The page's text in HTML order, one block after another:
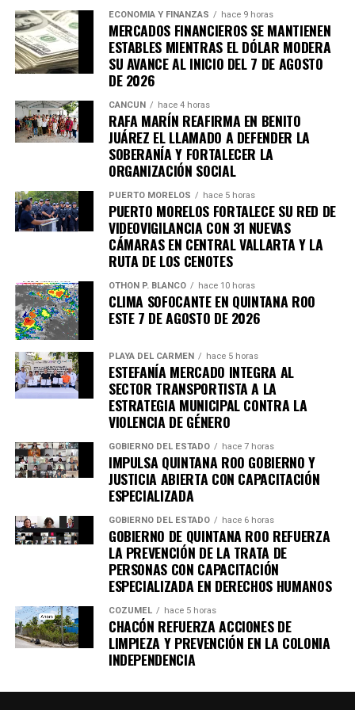
Recibe las noticias al instante
Únete al canal oficial de WhatsApp de
importantes de Quintana Roo directamente
en tu teléfono.
ECONOMÍA Y FINANZAS hace 9 horas
MERCADOS FINANCIEROS SE MANTIENEN
ESTABLES MIENTRAS EL DÓLAR MODERA
SU AVANCE AL INICIO DEL 7 DE AGOSTO
DE 2026
CANCÚN hace 4 horas
RAFA MARÍN REAFIRMA EN BENITO
JUÁREZ EL LLAMADO A DEFENDER LA
SOBERANÍA Y FORTALECER LA
ORGANIZACIÓN SOCIAL
PUERTO MORELOS hace 5 horas
PUERTO MORELOS FORTALECE SU RED DE
VIDEOVIGILANCIA CON 31 NUEVAS
CÁMARAS EN CENTRAL VALLARTA Y LA
RUTA DE LOS CENOTES
OTHON P. BLANCO hace 10 horas
CLIMA SOFOCANTE EN QUINTANA ROO
ESTE 7 DE AGOSTO DE 2026
PLAYA DEL CARMEN hace 5 horas
ESTEFANÍA MERCADO INTEGRA AL
SECTOR TRANSPORTISTA A LA
ESTRATEGIA MUNICIPAL CONTRA LA
VIOLENCIA DE GÉNERO
GOBIERNO DEL ESTADO hace 7 horas
IMPULSA QUINTANA ROO GOBIERNO Y
JUSTICIA ABIERTA CON CAPACITACIÓN
ESPECIALIZADA
GOBIERNO DEL ESTADO hace 6 horas
GOBIERNO DE QUINTANA ROO REFUERZA
LA PREVENCIÓN DE LA TRATA DE
PERSONAS CON CAPACITACIÓN
ESPECIALIZADA EN DERECHOS HUMANOS
COZUMEL hace 5 horas
CHACÓN REFUERZA ACCIONES DE
LIMPIEZA Y PREVENCIÓN EN LA COLONIA
INDEPENDENCIA